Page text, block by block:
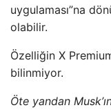
uygulaması”na
olabilir.
Özelliğin X
bilinmiyor.
Öte yandan